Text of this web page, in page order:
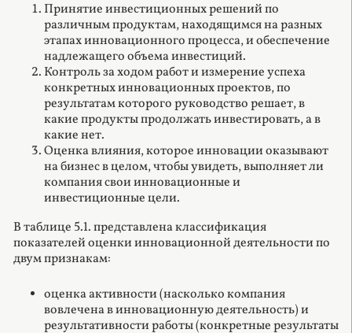
Принятие инвестиционных решений по
различным продуктам, находящимся на разных
этапах инновационного процесса, и обеспечение
надлежащего объема инвестиций.
Контроль за ходом работ и измерение успеха
конкретных инновационных проектов, по
результатам которого руководство решает, в
какие продукты продолжать инвестировать, а в
какие нет.
Оценка влияния, которое инновации оказывают
на бизнес в целом, чтобы увидеть, выполняет ли
компания свои инновационные и
инвестиционные цели.
В таблице 5.1. представлена классификация
показателей оценки инновационной деятельности по
двум признакам:
оценка активности (насколько компания
вовлечена в инновационную деятельность) и
результативности работы (конкретные результаты